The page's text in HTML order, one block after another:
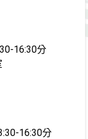
16:30分
16:30分